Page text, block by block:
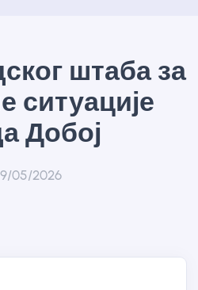
штаба за
ситуације
Добој
05/2026